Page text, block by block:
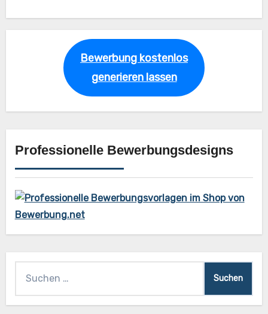
Bewerbung kostenlos
generieren lassen
Professionelle Bewerbungsdesigns
nach: